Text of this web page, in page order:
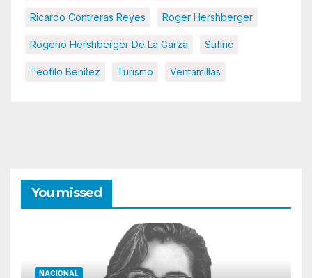
Ricardo Contreras Reyes Roger Hershberger
Rogerio Hershberger De La Garza Sufinc
Teofilo Benítez Turismo Ventamillas
You missed
NACIONAL